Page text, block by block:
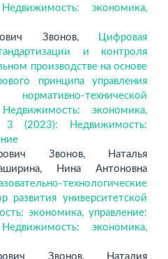
экономика,
Звонов,
Цифровая
и контроля
производстве на основе
принципа управления
технической
Недвижимость: экономика,
(2023): Недвижимость:
Звонов, Наталья
Нина Антоновна
технологические
развития университетской
экономика, управление:
экономика,
Звонов, Наталия